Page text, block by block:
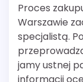
Proces
Warszawie
specjalistą.
jamy ustnej
informacji